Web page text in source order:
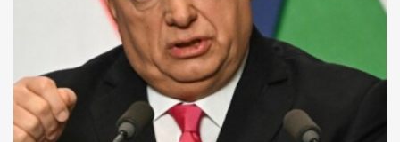
Friss hírek az intenzív
osztályon ápolt Sallai Nóráról